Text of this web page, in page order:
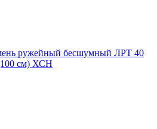
ружейный бесшумный ЛРТ 40
см) ХСН